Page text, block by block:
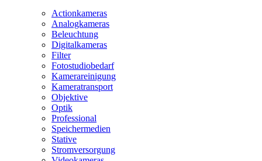
Actionkameras
Analogkameras
Beleuchtung
Digitalkameras
Filter
Fotostudiobedarf
Kamerareinigung
Kameratransport
Objektive
Optik
Professional
Speichermedien
Stative
Stromversorgung